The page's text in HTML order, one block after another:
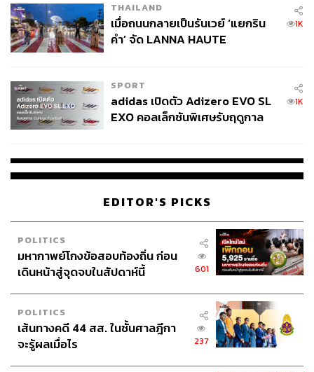
THAILAND
เมื่อถนนกลายเป็นรันเวย์ ‘แยกริน
คำ’ จัด LANNA HAUTE
1K
SPORT
adidas เปิดตัว Adizero EVO SL
EXO คอลเล็กชันพิเศษรับฤดูกาล
1K
EDITOR'S PICKS
POLITICS
มหากาพย์โกงข้อสอบท้องถิ่น ก่อน
เดินหน้าสู่จุดจบในสัปดาห์นี้
601
POLITICS
เส้นทางคดี 44 สส. ในชั้นศาลฎีกา
จะรู้ผลเมื่อไร
237